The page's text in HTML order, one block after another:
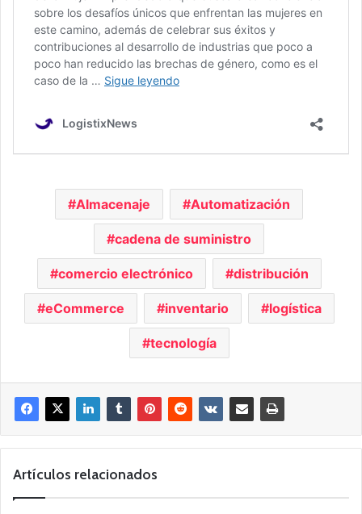
Almacenaje Automatización
cadena de suministro
comercio electrónico distribución
eCommerce inventario logística
tecnología
Artículos relacionados